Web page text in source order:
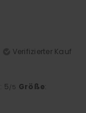
Verifizierter Kauf
: 5 /5 Größe: